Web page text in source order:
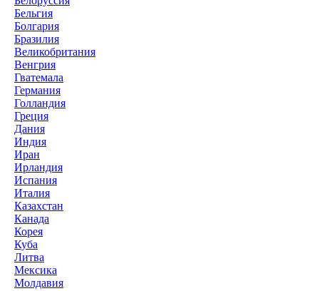
Бельгия
Болгария
Бразилия
Великобритания
Венгрия
Гватемала
Германия
Голландия
Греция
Дания
Индия
Иран
Ирландия
Испания
Италия
Казахстан
Канада
Корея
Куба
Литва
Мексика
Молдавия